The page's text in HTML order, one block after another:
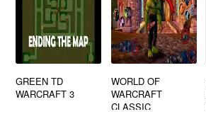
GREEN TD
WARCRAFT 3
WORLD OF
WARCRAFT
CLASSIC